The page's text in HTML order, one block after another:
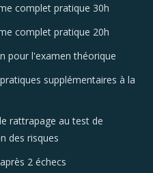
complet pratique 30h
complet pratique 20h
pour l'examen théorique
supplémentaires à la
rattrapage au test de
des risques
2 échecs